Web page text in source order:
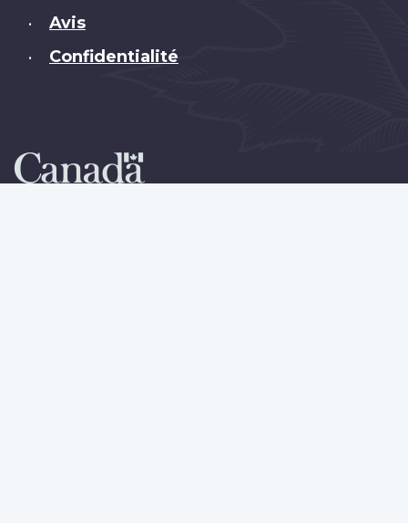
• Avis
• Confidentialité